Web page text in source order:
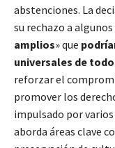
abstenciones. La
su rechazo a
amplios» que
universales de
reforzar el
promover los
impulsado por
aborda áreas clave